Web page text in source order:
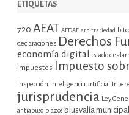
ETIQUETAS
720 AEAT AEDAF arbitrariedad
declaraciones Derechos
economía digital estado de
impuestos Impuesto
inspección inteligencia artificial
jurisprudencia Ley
antiabuso plazos plusvalía municipal